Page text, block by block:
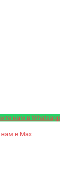
нам в Whatsapp
в Max